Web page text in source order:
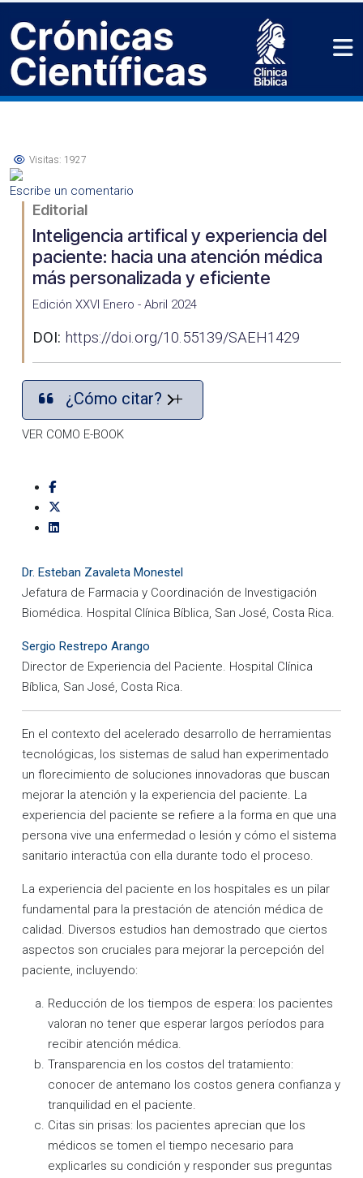
Visitas: 1927
Escribe un comentario
Editorial
Inteligencia artifical y experiencia del
paciente: hacia una atención médica
más personalizada y eficiente
Edición XXVI Enero - Abril 2024
DOI: https://doi.org/10.55139/SAEH1429
¿Cómo citar?
VER COMO E-BOOK
Dr. Esteban Zavaleta Monestel
Jefatura de Farmacia y Coordinación de Investigación
Biomédica. Hospital Clínica Bíblica, San José, Costa Rica.
Sergio Restrepo Arango
Director de Experiencia del Paciente. Hospital Clínica
Bíblica, San José, Costa Rica.
En el contexto del acelerado desarrollo de herramientas
tecnológicas, los sistemas de salud han experimentado
un florecimiento de soluciones innovadoras que buscan
mejorar la atención y la experiencia del paciente. La
experiencia del paciente se refiere a la forma en que una
persona vive una enfermedad o lesión y cómo el sistema
sanitario interactúa con ella durante todo el proceso.
La experiencia del paciente en los hospitales es un pilar
fundamental para la prestación de atención médica de
calidad. Diversos estudios han demostrado que ciertos
aspectos son cruciales para mejorar la percepción del
paciente, incluyendo:
Reducción de los tiempos de espera: los pacientes
valoran no tener que esperar largos períodos para
recibir atención médica.
Transparencia en los costos del tratamiento:
conocer de antemano los costos genera confianza y
tranquilidad en el paciente.
Citas sin prisas: los pacientes aprecian que los
médicos se tomen el tiempo necesario para
explicarles su condición y responder sus preguntas